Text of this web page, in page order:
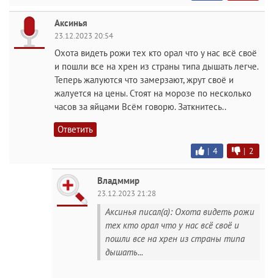
Аксинья
23.12.2023 20:54
Охота видеть рожи тех кто орал что у нас всё своё
и пошли все на хрен из страны типа дышать легче.
Теперь жалуются что замерзают, жрут своё и
жалуется на цены. Стоят на морозе по несколько
часов за яйцами Всём говорю. Заткнитесь..
Ответить
| 4 | 2
Владммир
23.12.2023 21:28
Аксинья писал(а): Охота видеть рожи
тех кто орал что у нас всё своё и
пошли все на хрен из страны типа
дышать...